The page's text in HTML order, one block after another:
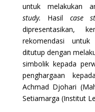
untuk melakukan
study. Hasil case
dipresentasikan,
rekomendasi
ditutup dengan
simbolik kepada
penghargaan
Achmad Djohari
Setiamarga (Institut